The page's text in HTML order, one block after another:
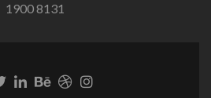
1900 8131
Linkedin
Behance
DribbleInstagram